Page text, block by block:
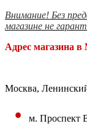
Внимание! Без
магазине не
Адрес магазина в
Москва,
• м. Проспект